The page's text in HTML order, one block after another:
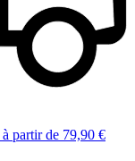
à partir de 79,90 €